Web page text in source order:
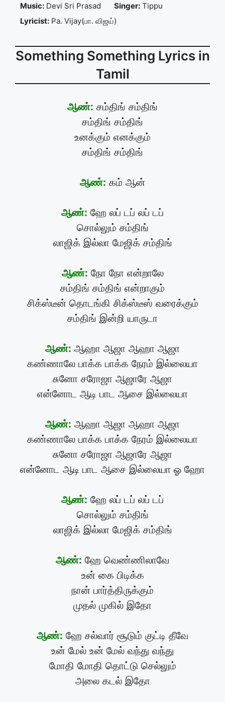
Music: Devi Sri Prasad Singer: Tippu
Lyricist: Pa. Vijay(பா. விஜய்)
Something Something Lyrics in
Tamil
ஆண்: சம்திங் சம்திங்
சம்திங் சம்திங்
உனக்கும் எனக்கும்
சம்திங் சம்திங்
ஆண்: கம் ஆன்
ஆண்: ஹே லப் டப் லப் டப்
சொல்லும் சம்திங்
லாஜிக் இல்லா மேஜிக் சம்திங்
ஆண்: நோ நோ என்றாலே
சம்திங் சம்திங் என்றாகும்
சிக்ஸ்டீன் தொடங்கி சிக்ஸ்டீஸ் வரைக்கும்
சம்திங் இன்றி யாருடா
ஆண்: ஆஹா ஆஜா ஆஹா ஆஜா
கண்ணாலே பாக்க பாக்க நேரம் இல்லையா
சுனோ சரோஜா ஆஜாரே ஆஜா
என்னோட ஆடி பாட ஆசை இல்லையா
ஆண்: ஆஹா ஆஜா ஆஹா ஆஜா
கண்ணாலே பாக்க பாக்க நேரம் இல்லையா
சுனோ சரோஜா ஆஜாரே ஆஜா
என்னோட ஆடி பாட ஆசை இல்லையா ஓ ஹோ
ஆண்: ஹே லப் டப் லப் டப்
சொல்லும் சம்திங்
லாஜிக் இல்லா மேஜிக் சம்திங்
ஆண்: ஹே வெண்ணிலாவே
உன் கை பிடிக்க
நான் பார்த்திருக்கும்
முதல் முகில் இதோ
ஆண்: ஹே சல்வார் சூடும் குட்டி தீவே
உன் மேல் உன் மேல் வந்து வந்து
மோதி மோதி தொட்டு செல்லும்
அலை கடல் இதோ